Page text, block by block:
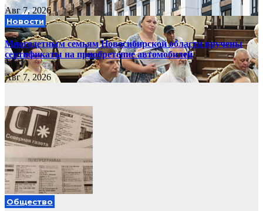
Авг 7, 2026
Новости
Многодетным семьям Новосибирской области вручены
сертификаты на приобретение автомобилей
Авг 7, 2026
Общество